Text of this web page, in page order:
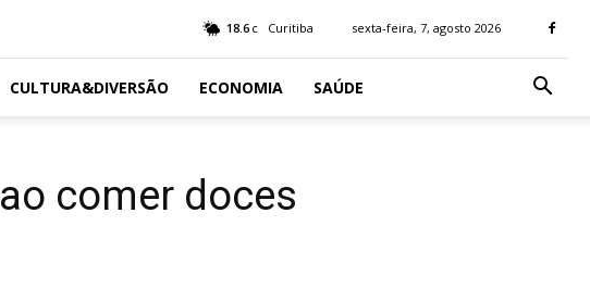
18.6 C Curitiba sexta-feira, 7, agosto 2026
CULTURA&DIVERSÃO ECONOMIA SAÚDE
comer doces